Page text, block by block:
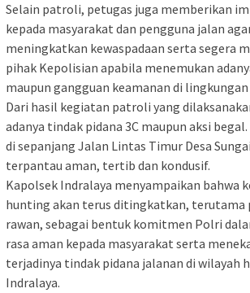
Selain patroli, petugas juga memberikan
kepada masyarakat dan pengguna jalan
meningkatkan kewaspadaan serta segera
pihak Kepolisian apabila menemukan
maupun gangguan keamanan di
Dari hasil kegiatan patroli yang
adanya tindak pidana 3C maupun aksi
di sepanjang Jalan Lintas Timur Desa
terpantau aman, tertib dan kondusif.
Kapolsek Indralaya menyampaikan bahwa
hunting akan terus ditingkatkan, terutama
rawan, sebagai bentuk komitmen Polri
rasa aman kepada masyarakat serta
terjadinya tindak pidana jalanan di wilayah
Indralaya.